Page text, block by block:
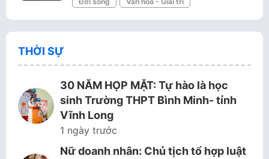
THỜI SỰ
30 NĂM HỌP MẶT: Tự hào là học
sinh Trường THPT Bình Minh- tỉnh
Vĩnh Long
1 ngày trước
Nữ doanh nhân: Chủ tịch tổ hợp luật